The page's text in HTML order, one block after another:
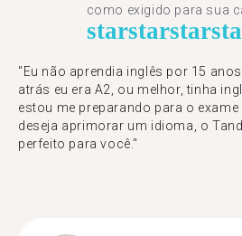
como exigido para sua
starstarstar
"Eu não aprendia inglês por 15
atrás eu era A2, ou melhor, tinha
estou me preparando para o
deseja aprimorar um idioma, o
perfeito para você."